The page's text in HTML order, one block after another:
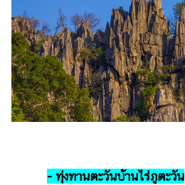
- ทุ่งทานตะวันบ้านไร่ภูตะวัน